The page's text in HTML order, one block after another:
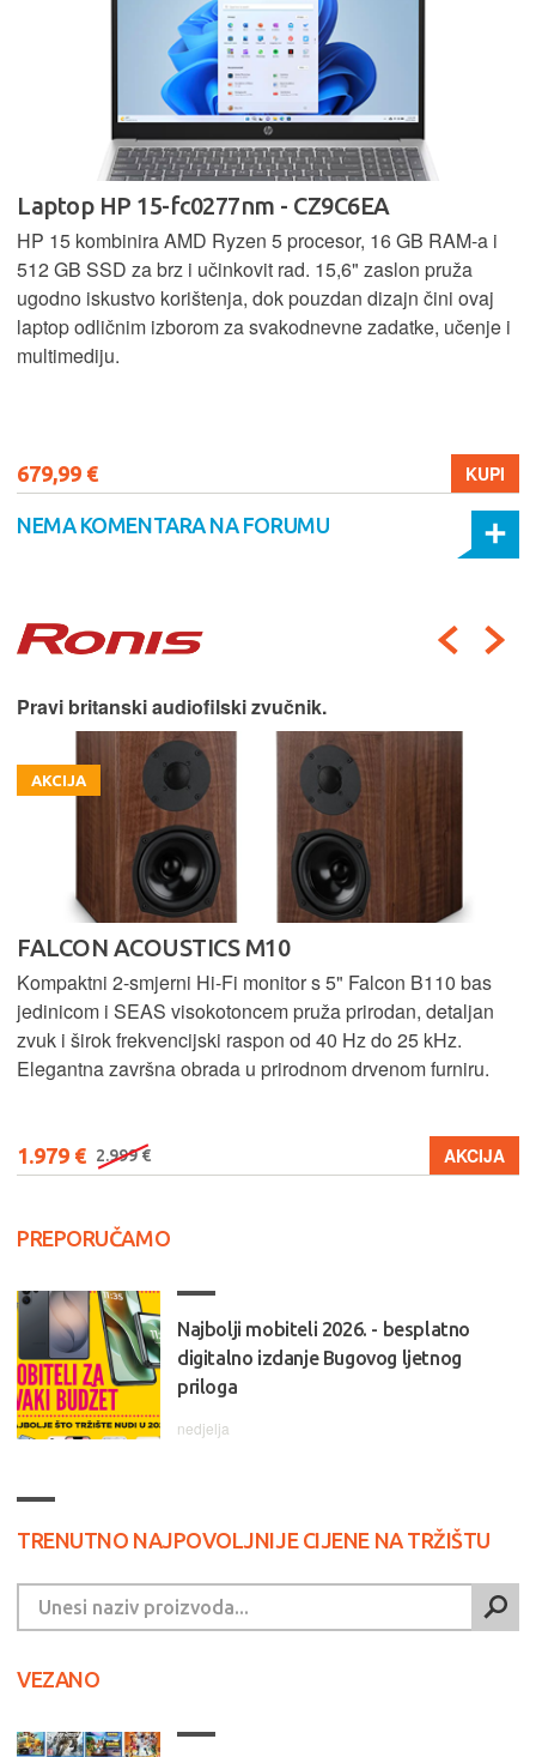
Laptop HP 15-fc0277nm - CZ9C6EA
HP 15 kombinira AMD Ryzen 5 procesor, 16 GB RAM-a i
512 GB SSD za brz i učinkovit rad. 15,6" zaslon pruža
ugodno iskustvo korištenja, dok pouzdan dizajn čini ovaj
laptop odličnim izborom za svakodnevne zadatke, učenje i
multimediju.
679,99 € KUPI
NEMA KOMENTARA NA FORUMU
Pravi britanski audiofilski zvučnik.
AKCIJA
FALCON ACOUSTICS M10
Kompaktni 2-smjerni Hi-Fi monitor s 5" Falcon B110 bas
jedinicom i SEAS visokotoncem pruža prirodan, detaljan
zvuk i širok frekvencijski raspon od 40 Hz do 25 kHz.
Elegantna završna obrada u prirodnom drvenom furniru.
1.979 € 2.999 € AKCIJA
PREPORUČAMO
Najbolji mobiteli 2026. - besplatno
digitalno izdanje Bugovog ljetnog
priloga
nedjelja
TRENUTNO NAJPOVOLJNIJE CIJENE NA TRŽIŠTU
VEZANO